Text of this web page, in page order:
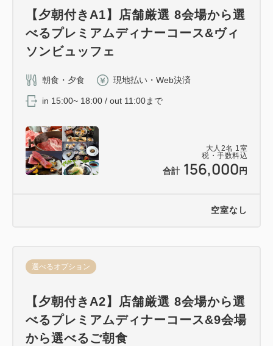
大人 2名 1室
税・手数料込
合計 156,000 円
【夕朝付きA1】店舗厳選 8会場から選
べるプレミアムディナーコース&ヴィ
ソンビュッフェ
朝食・夕食 現地払い・Web決済
in 15:00~ 18:00 / out 11:00まで
空室なし
選べるオプション
【夕朝付きA2】店舗厳選 8会場から選
べるプレミアムディナーコース&9会場
から選べるご朝食